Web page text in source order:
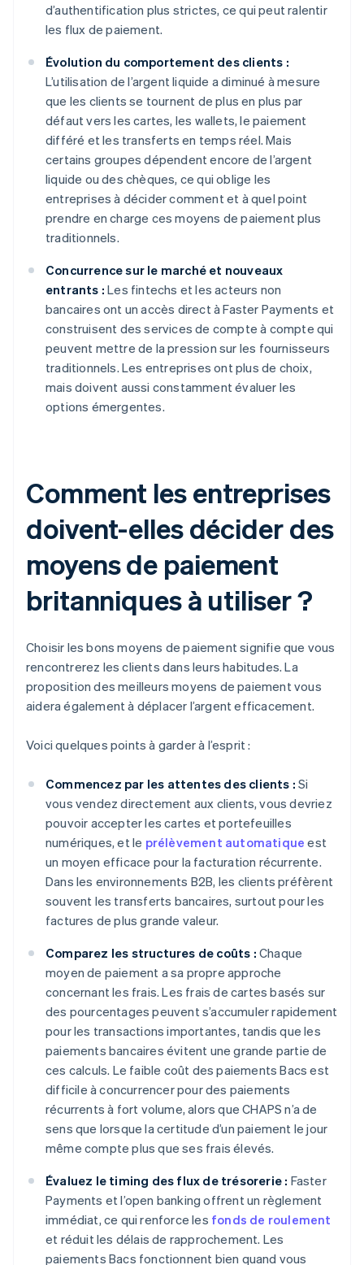
d’authentification plus strictes, ce qui peut ralentir
les flux de paiement.
Évolution du comportement des clients :
L’utilisation de l’argent liquide a diminué à mesure
que les clients se tournent de plus en plus par
défaut vers les cartes, les wallets, le paiement
différé et les transferts en temps réel. Mais
certains groupes dépendent encore de l’argent
liquide ou des chèques, ce qui oblige les
entreprises à décider comment et à quel point
prendre en charge ces moyens de paiement plus
traditionnels.
Concurrence sur le marché et nouveaux
entrants : Les fintechs et les acteurs non
bancaires ont un accès direct à Faster Payments et
construisent des services de compte à compte qui
peuvent mettre de la pression sur les fournisseurs
traditionnels. Les entreprises ont plus de choix,
mais doivent aussi constamment évaluer les
options émergentes.
Comment les entreprises
doivent-elles décider des
moyens de paiement
britanniques à utiliser ?
Choisir les bons moyens de paiement signifie que vous
rencontrerez les clients dans leurs habitudes. La
proposition des meilleurs moyens de paiement vous
aidera également à déplacer l’argent efficacement.
Voici quelques points à garder à l’esprit :
Commencez par les attentes des clients : Si
vous vendez directement aux clients, vous devriez
pouvoir accepter les cartes et portefeuilles
numériques, et le prélèvement automatique est
un moyen efficace pour la facturation récurrente.
Dans les environnements B2B, les clients préfèrent
souvent les transferts bancaires, surtout pour les
factures de plus grande valeur.
Comparez les structures de coûts : Chaque
moyen de paiement a sa propre approche
concernant les frais. Les frais de cartes basés sur
des pourcentages peuvent s’accumuler rapidement
pour les transactions importantes, tandis que les
paiements bancaires évitent une grande partie de
ces calculs. Le faible coût des paiements Bacs est
difficile à concurrencer pour des paiements
récurrents à fort volume, alors que CHAPS n’a de
sens que lorsque la certitude d’un paiement le jour
même compte plus que ses frais élevés.
Évaluez le timing des flux de trésorerie : Faster
Payments et l’open banking offrent un règlement
immédiat, ce qui renforce les fonds de roulement
et réduit les délais de rapprochement. Les
paiements Bacs fonctionnent bien quand vous